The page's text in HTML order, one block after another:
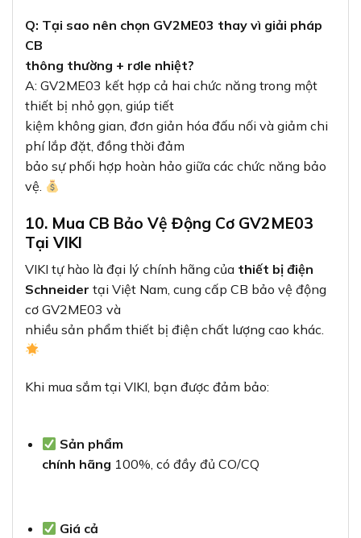
Q: Tại sao nên chọn GV2ME03 thay vì giải pháp
CB
thông thường + rơle nhiệt?
A: GV2ME03 kết hợp cả hai chức năng trong một
thiết bị nhỏ gọn, giúp tiết
kiệm không gian, đơn giản hóa đấu nối và giảm chi
phí lắp đặt, đồng thời đảm
bảo sự phối hợp hoàn hảo giữa các chức năng bảo
vệ.
10. Mua CB Bảo Vệ Động Cơ GV2ME03
Tại VIKI
VIKI tự hào là đại lý chính hãng của thiết bị điện
Schneider tại Việt Nam, cung cấp CB bảo vệ động
cơ GV2ME03 và
nhiều sản phẩm thiết bị điện chất lượng cao khác.
Khi mua sắm tại VIKI, bạn được đảm bảo:
Sản phẩm
chính hãng 100%, có đầy đủ CO/CQ
Giá cả